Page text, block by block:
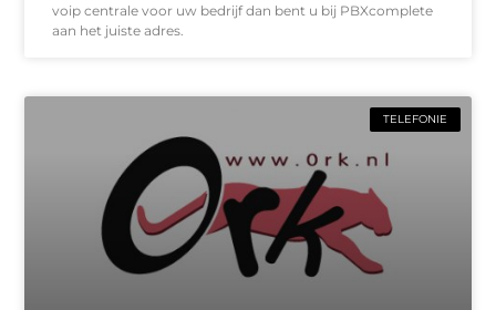
voip centrale voor uw bedrijf dan bent u bij PBXcomplete
aan het juiste adres.
TELEFONIE